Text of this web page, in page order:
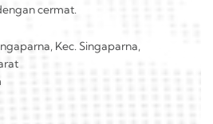
cermat.
Kec. Singaparna,